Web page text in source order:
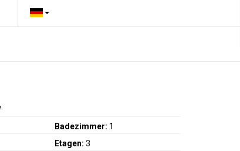
Badezimmer: 1
Etagen: 3